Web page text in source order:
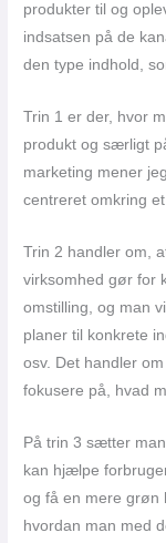
produkter til og
indsatsen på de
den type indhold,
Trin 1 er der, hvor
produkt og særligt
marketing mener
centreret omkring
Trin 2 handler om,
virksomhed gør for
omstilling, og man
planer til konkrete
osv. Det handler
fokusere på, hvad
På trin 3 sætter
kan hjælpe
og få en mere grøn
hvordan man med